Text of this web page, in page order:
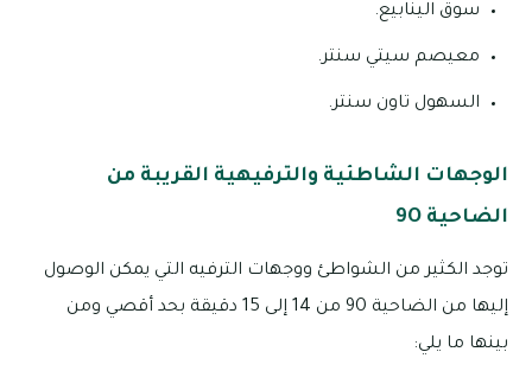
سوق الينابيع.
معيصم سيتي سنتر.
السهول تاون سنتر.
الوجهات الشاطئية والترفيهية القريبة من
الضاحية 9O
توجد الكثير من الشواطئ ووجهات الترفيه التي يمكن الوصول
إليها من الضاحية 9O من 14 إلى 15 دقيقة بحد أقصي ومن
بينها ما يلي: